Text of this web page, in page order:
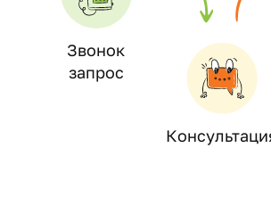
Звонок
запрос